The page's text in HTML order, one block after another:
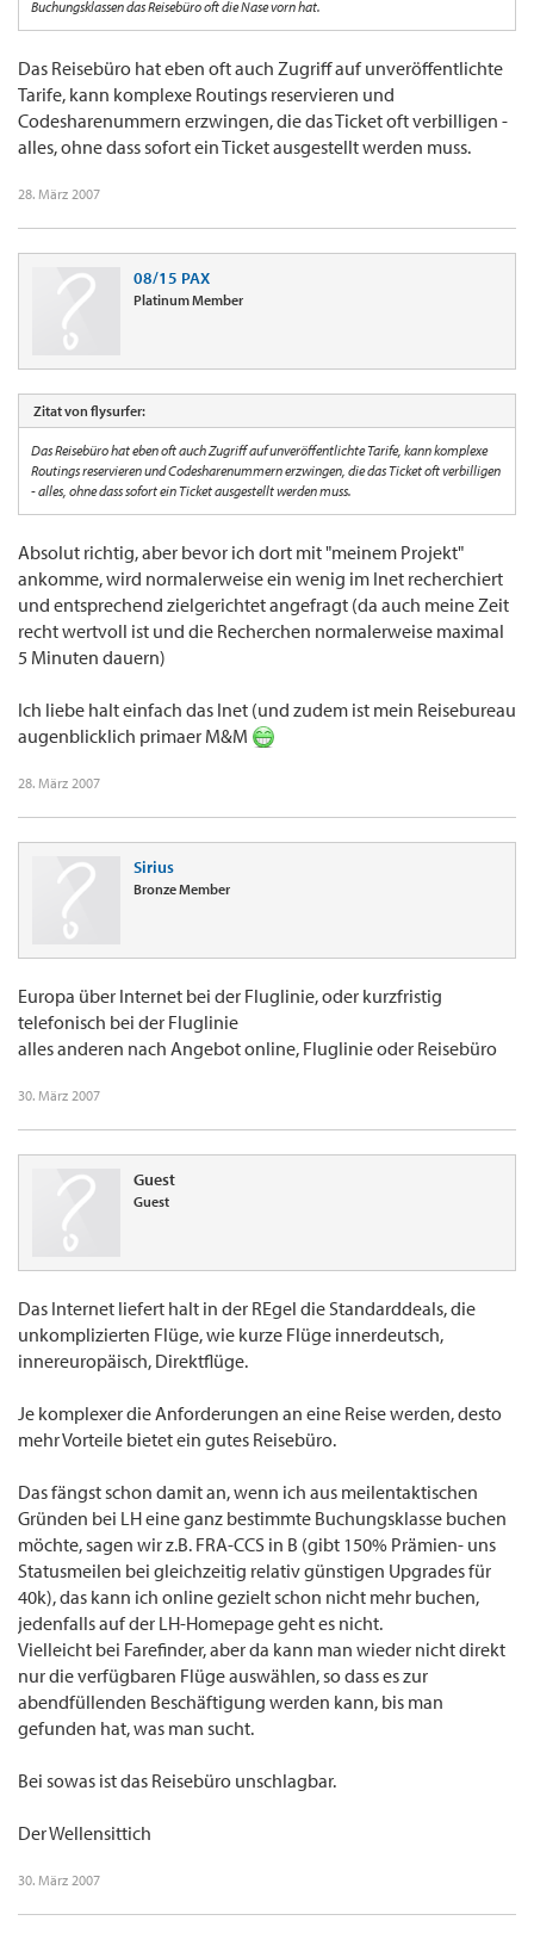
Buchungsklassen das Reisebüro oft die Nase vorn hat.
Das Reisebüro hat eben oft auch Zugriff auf unveröffentlichte
Tarife, kann komplexe Routings reservieren und
Codesharenummern erzwingen, die das Ticket oft verbilligen -
alles, ohne dass sofort ein Ticket ausgestellt werden muss.
28. März 2007
08/15 PAX
Platinum Member
Zitat von flysurfer:
Das Reisebüro hat eben oft auch Zugriff auf unveröffentlichte Tarife, kann komplexe
Routings reservieren und Codesharenummern erzwingen, die das Ticket oft verbilligen
- alles, ohne dass sofort ein Ticket ausgestellt werden muss.
Absolut richtig, aber bevor ich dort mit "meinem Projekt"
ankomme, wird normalerweise ein wenig im Inet recherchiert
und entsprechend zielgerichtet angefragt (da auch meine Zeit
recht wertvoll ist und die Recherchen normalerweise maximal
5 Minuten dauern)
Ich liebe halt einfach das Inet (und zudem ist mein Reisebureau
augenblicklich primaer M&M
28. März 2007
Sirius
Bronze Member
Europa über Internet bei der Fluglinie, oder kurzfristig
telefonisch bei der Fluglinie
alles anderen nach Angebot online, Fluglinie oder Reisebüro
30. März 2007
Guest
Guest
Das Internet liefert halt in der REgel die Standarddeals, die
unkomplizierten Flüge, wie kurze Flüge innerdeutsch,
innereuropäisch, Direktflüge.
Je komplexer die Anforderungen an eine Reise werden, desto
mehr Vorteile bietet ein gutes Reisebüro.
Das fängst schon damit an, wenn ich aus meilentaktischen
Gründen bei LH eine ganz bestimmte Buchungsklasse buchen
möchte, sagen wir z.B. FRA-CCS in B (gibt 150% Prämien- uns
Statusmeilen bei gleichzeitig relativ günstigen Upgrades für
40k), das kann ich online gezielt schon nicht mehr buchen,
jedenfalls auf der LH-Homepage geht es nicht.
Vielleicht bei Farefinder, aber da kann man wieder nicht direkt
nur die verfügbaren Flüge auswählen, so dass es zur
abendfüllenden Beschäftigung werden kann, bis man
gefunden hat, was man sucht.
Bei sowas ist das Reisebüro unschlagbar.
Der Wellensittich
30. März 2007